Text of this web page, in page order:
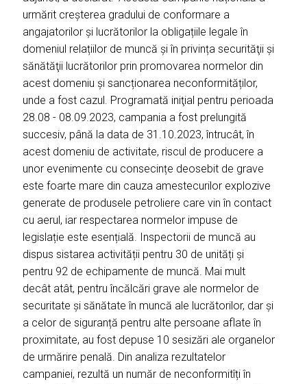
urmărit creșterea gradului de conformare a
angajatorilor și lucrătorilor la obligațiile legale în
domeniul relațiilor de muncă și în privința securităţii şi
sănătăţii lucrătorilor prin promovarea normelor din
acest domeniu și sancționarea neconformităților,
unde a fost cazul. Programată iniţial pentru perioada
28.08 - 08.09.2023, campania a fost prelungită
succesiv, până la data de 31.10.2023, întrucât, în
acest domeniu de activitate, riscul de producere a
unor evenimente cu consecințe deosebit de grave
este foarte mare din cauza amestecurilor explozive
generate de produsele petroliere care vin în contact
cu aerul, iar respectarea normelor impuse de
legislație este esențială. Inspectorii de muncă au
dispus sistarea activității pentru 30 de unități și
pentru 92 de echipamente de muncă. Mai mult
decât atât, pentru încălcări grave ale normelor de
securitate și sănătate în muncă ale lucrătorilor, dar și
a celor de siguranță pentru alte persoane aflate în
proximitate, au fost depuse 10 sesizări ale organelor
de urmărire penală. Din analiza rezultatelor
campaniei, rezultă un număr de neconformitîți în